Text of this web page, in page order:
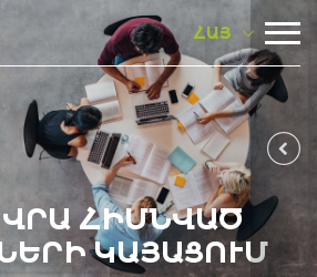
ՀԱՅ
ՀԻՄՆՎԱԾ
ԿԱՅԱՑՈՒՄ